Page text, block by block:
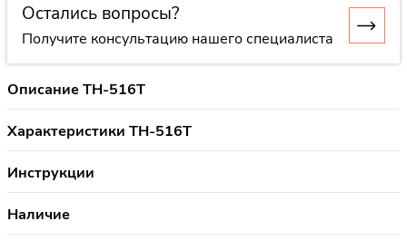
Остались вопросы?
Получите консультацию нашего специалиста
Описание TH-516T
Характеристики TH-516T
Инструкции
Наличие